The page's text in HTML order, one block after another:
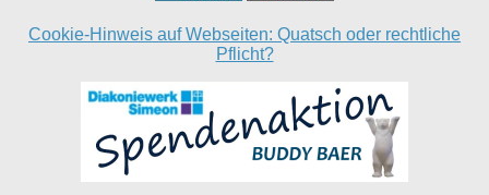
Cookie-Hinweis auf Webseiten: Quatsch oder rechtliche
Pflicht?